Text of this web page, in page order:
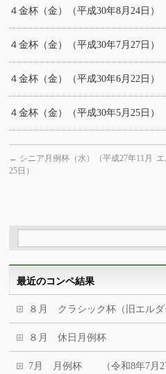
４金杯（金）（平成30年8月24日）
４金杯（金）（平成30年7月27日）
４金杯（金）（平成30年6月22日）
４金杯（金）（平成30年5月25日）
← シニア月例杯（水）（平成27年11月
25日）
最近のコンペ結果
８月 クラシック杯（旧エルダ
８月 休日月例杯 （
7月 月例杯 （令和8年7月27